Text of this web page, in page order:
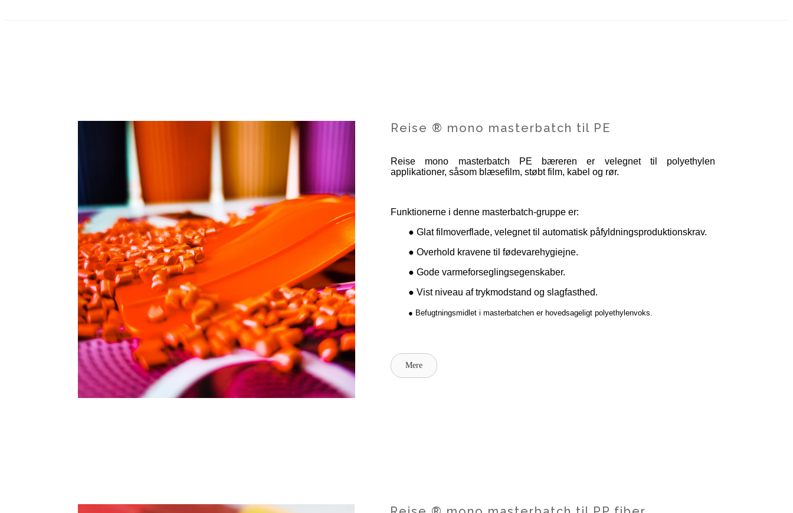
Reise ® mono masterbatch til PE
Reise mono masterbatch PE bæreren er velegnet til polyethylen
applikationer, såsom blæsefilm, støbt film, kabel og rør.
Funktionerne i denne masterbatch-gruppe er:
● Glat filmoverflade, velegnet til automatisk påfyldningsproduktionskrav.
● Overhold kravene til fødevarehygiejne.
● Gode varmeforseglingsegenskaber.
● Vist niveau af trykmodstand og slagfasthed.
● Befugtningsmidlet i masterbatchen er hovedsageligt polyethylenvoks.
Mere